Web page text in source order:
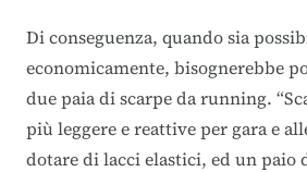
Di conseguenza, quando sia
economicamente, bisognerebbe
due paia di scarpe da running.
più leggere e reattive per gara e
dotare di lacci elastici, ed un paio